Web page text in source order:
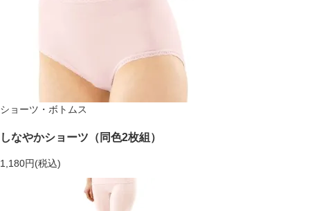
ショーツ・ボトムス
しなやかショーツ（同色2枚組）
1,180円(税込)